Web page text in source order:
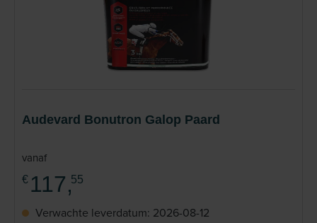
Audevard Bonutron Galop Paard
vanaf
€ 117,55
Verwachte leverdatum: 2026-08-12